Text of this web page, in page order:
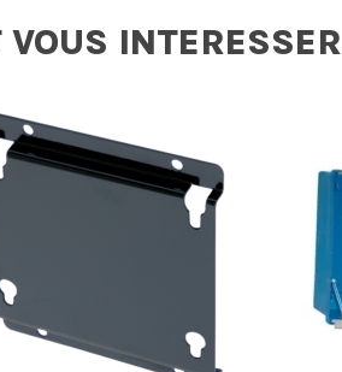
INTERESSER